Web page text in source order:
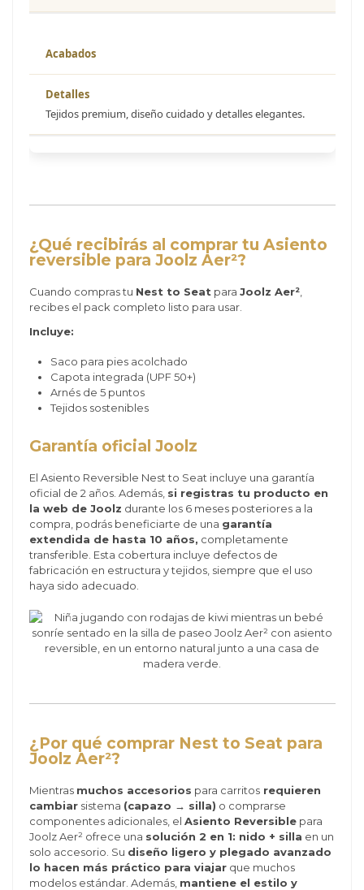
Acabados
Tejidos premium, diseño cuidado y detalles elegantes.
¿Qué recibirás al comprar tu Asiento
reversible para Joolz Aer²?
Cuando compras tu Nest to Seatpara Joolz Aer²,
recibes el pack completo listo para usar.
Incluye:
Saco para pies acolchado
Capota integrada (UPF 50+)
Arnés de 5 puntos
Tejidos sostenibles
Garantía oficial Joolz
El Asiento Reversible Nest to Seat incluye una garantía
oficial de 2 años. Además, si registras tu producto en
la web de Joolz durante los 6 meses posteriores a la
compra, podrás beneficiarte de una garantía
extendida de hasta 10 años, completamente
transferible. Esta cobertura incluye defectos de
fabricación en estructura y tejidos, siempre que el uso
haya sido adecuado.
¿Por qué comprar Nest to Seat para
Joolz Aer²?
Mientras muchos accesorios para carritosrequieren
cambiarsistema (capazo → silla) o comprarse
componentes adicionales, el Asiento Reversiblepara
Joolz Aer² ofrece una solución 2 en 1: nido + silla en un
solo accesorio. Su diseño ligero y plegado avanzado
lo hacen más práctico para viajarque muchos
modelos estándar. Además, mantiene el estilo y